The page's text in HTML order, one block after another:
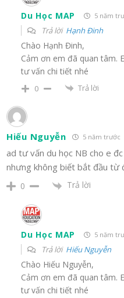
Du Học MAP 5 năm
Trả lời Hạnh Đinh
Chào Hạnh Đinh,
Cảm ơn em đã quan tâm.
tư vấn chi tiết nhé
0 Trả lời
Hiếu Nguyễn 5 năm trước
ad tư vấn du học NB cho e
nhưng không biết bắt đầu từ
0 Trả lời
Du Học MAP 5 năm
Trả lời Hiếu Nguyễn
Chào Hiếu Nguyễn,
Cảm ơn em đã quan tâm.
tư vấn chi tiết nhé